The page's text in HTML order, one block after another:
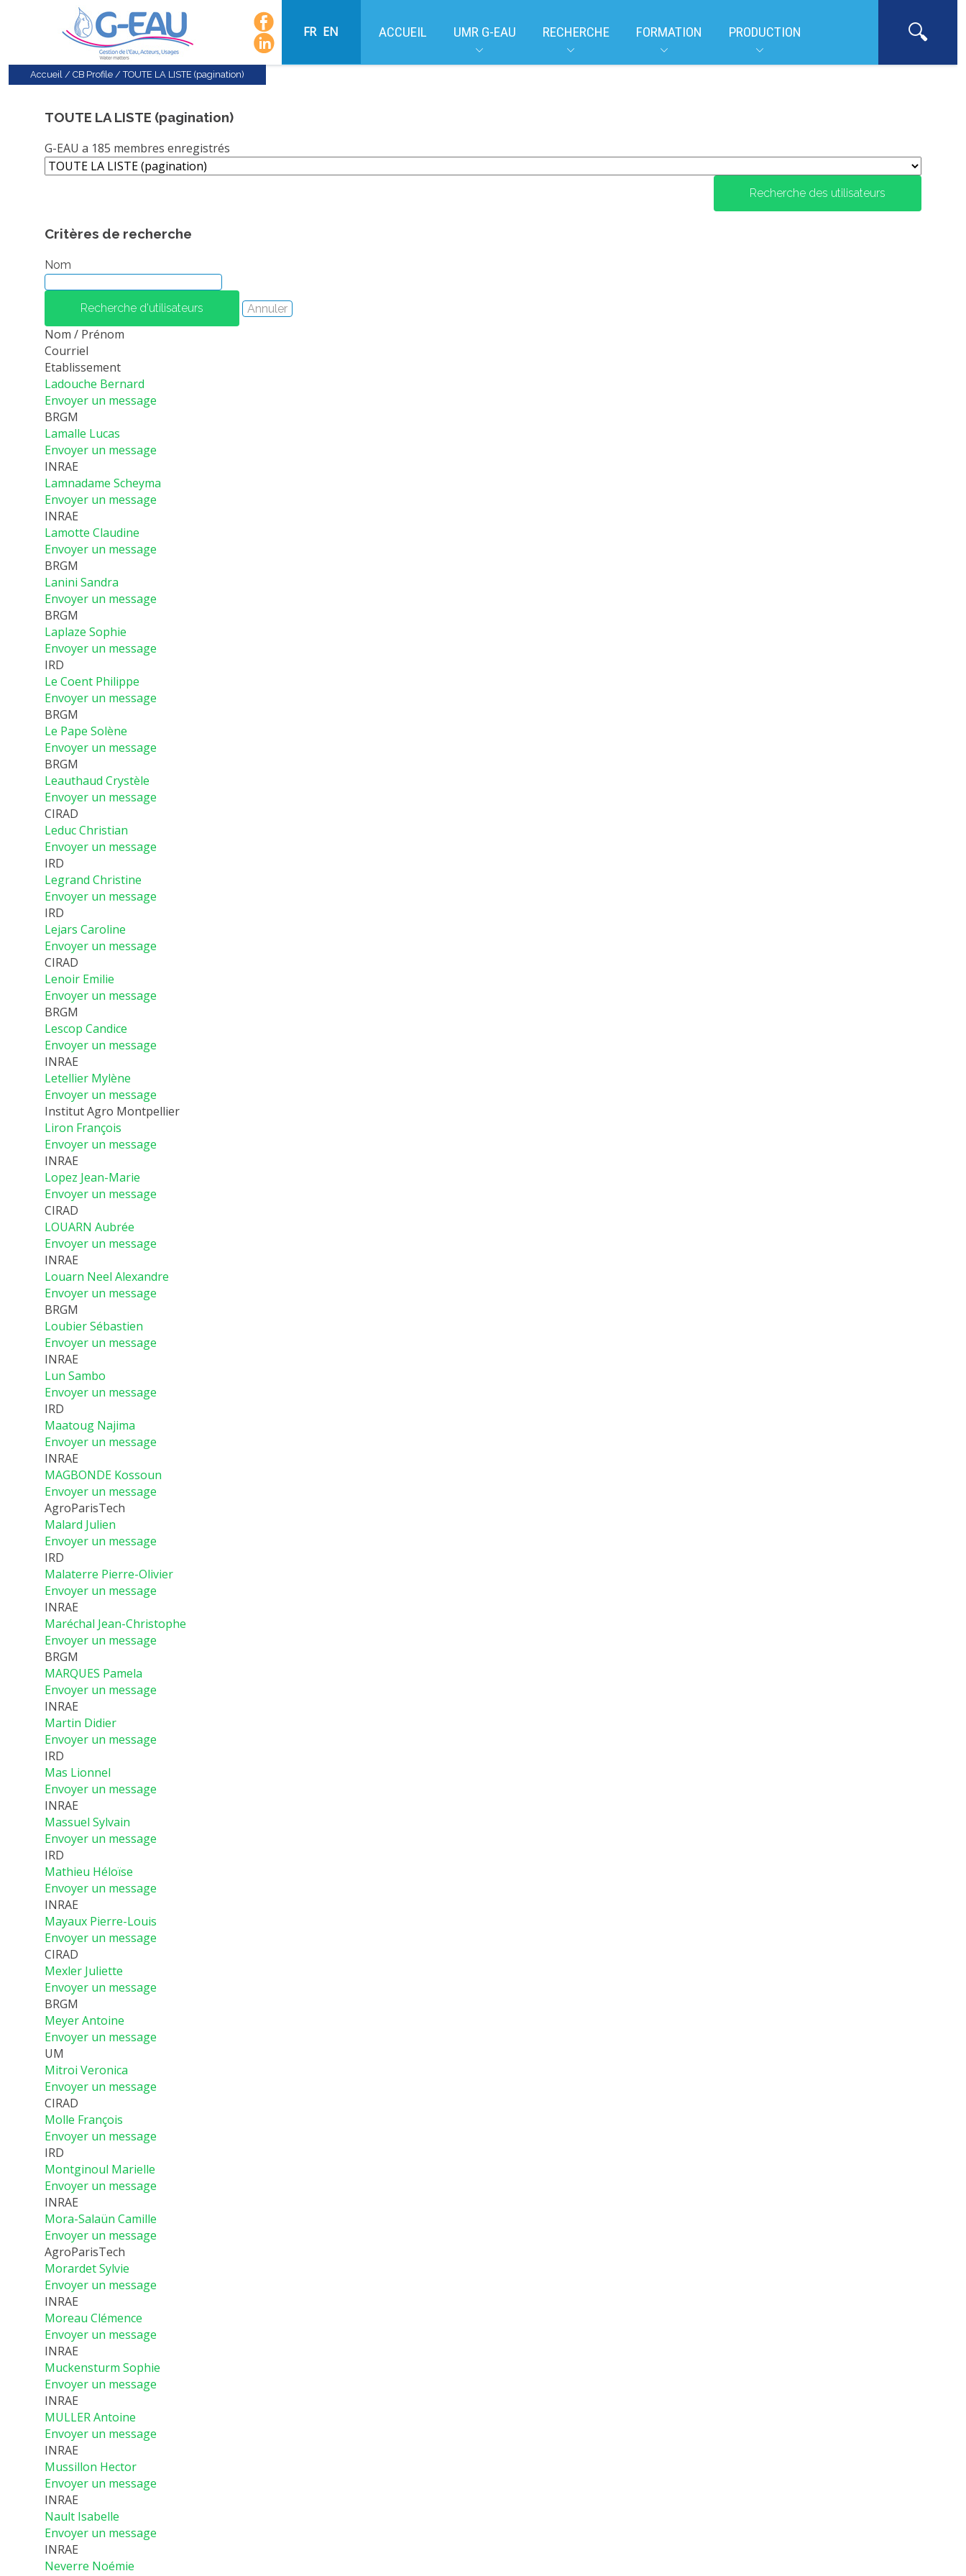
FR EN ACCUEIL UMR G-EAU RECHERCHE FORMATION PRODUCTION
Accueil / CB Profile /TOUTE LA LISTE (pagination)
TOUTE LA LISTE (pagination)
G-EAU a 185 membres enregistrés
Recherche des utilisateurs
Critères de recherche
Nom
Nom / Prénom
Courriel
Etablissement
Ladouche Bernard
Envoyer un message
BRGM
Lamalle Lucas
Envoyer un message
INRAE
Lamnadame Scheyma
Envoyer un message
INRAE
Lamotte Claudine
Envoyer un message
BRGM
Lanini Sandra
Envoyer un message
BRGM
Laplaze Sophie
Envoyer un message
IRD
Le Coent Philippe
Envoyer un message
BRGM
Le Pape Solène
Envoyer un message
BRGM
Leauthaud Crystèle
Envoyer un message
CIRAD
Leduc Christian
Envoyer un message
IRD
Legrand Christine
Envoyer un message
IRD
Lejars Caroline
Envoyer un message
CIRAD
Lenoir Emilie
Envoyer un message
BRGM
Lescop Candice
Envoyer un message
INRAE
Letellier Mylène
Envoyer un message
Institut Agro Montpellier
Liron François
Envoyer un message
INRAE
Lopez Jean-Marie
Envoyer un message
CIRAD
LOUARN Aubrée
Envoyer un message
INRAE
Louarn Neel Alexandre
Envoyer un message
BRGM
Loubier Sébastien
Envoyer un message
INRAE
Lun Sambo
Envoyer un message
IRD
Maatoug Najima
Envoyer un message
INRAE
MAGBONDE Kossoun
Envoyer un message
AgroParisTech
Malard Julien
Envoyer un message
IRD
Malaterre Pierre-Olivier
Envoyer un message
INRAE
Maréchal Jean-Christophe
Envoyer un message
BRGM
MARQUES Pamela
Envoyer un message
INRAE
Martin Didier
Envoyer un message
IRD
Mas Lionnel
Envoyer un message
INRAE
Massuel Sylvain
Envoyer un message
IRD
Mathieu Héloïse
Envoyer un message
INRAE
Mayaux Pierre-Louis
Envoyer un message
CIRAD
Mexler Juliette
Envoyer un message
BRGM
Meyer Antoine
Envoyer un message
UM
Mitroi Veronica
Envoyer un message
CIRAD
Molle François
Envoyer un message
IRD
Montginoul Marielle
Envoyer un message
INRAE
Mora-Salaün Camille
Envoyer un message
AgroParisTech
Morardet Sylvie
Envoyer un message
INRAE
Moreau Clémence
Envoyer un message
INRAE
Muckensturm Sophie
Envoyer un message
INRAE
MULLER Antoine
Envoyer un message
INRAE
Mussillon Hector
Envoyer un message
INRAE
Nault Isabelle
Envoyer un message
INRAE
Neverre Noémie